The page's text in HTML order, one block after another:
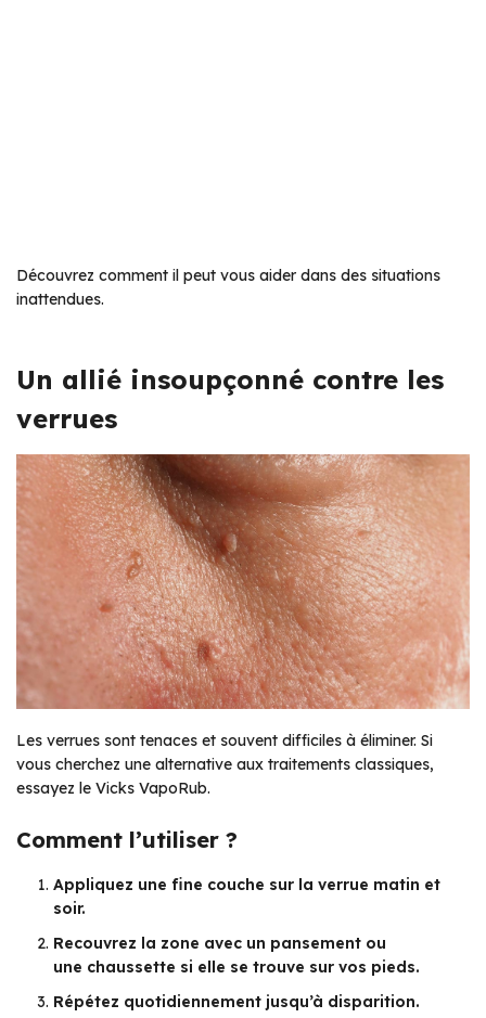
Découvrez comment il peut vous aider dans des situations
inattendues.
Un allié insoupçonné contre les
verrues
Les verrues sont tenaces et souvent difficiles à éliminer. Si
vous cherchez une alternative aux traitements classiques,
essayez le Vicks VapoRub.
Comment l’utiliser ?
Appliquez une fine couche sur la verrue matin et
soir.
Recouvrez la zone avec un pansement ou
une chaussette si elle se trouve sur vos pieds.
Répétez quotidiennement jusqu’à disparition.